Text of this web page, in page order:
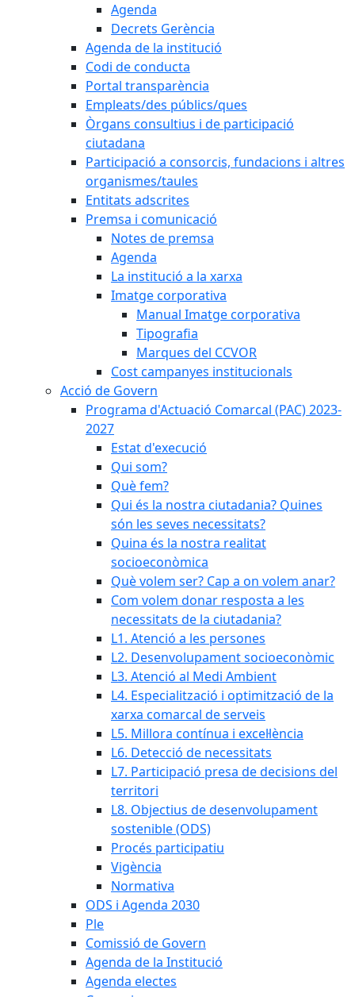
Agenda
Decrets Gerència
Agenda de la institució
Codi de conducta
Portal transparència
Empleats/des públics/ques
Òrgans consultius i de participació
ciutadana
Participació a consorcis, fundacions i altres
organismes/taules
Entitats adscrites
Premsa i comunicació
Notes de premsa
Agenda
La institució a la xarxa
Imatge corporativa
Manual Imatge corporativa
Tipografia
Marques del CCVOR
Cost campanyes institucionals
Acció de Govern
Programa d'Actuació Comarcal (PAC) 2023-
2027
Estat d'execució
Qui som?
Què fem?
Qui és la nostra ciutadania? Quines
són les seves necessitats?
Quina és la nostra realitat
socioeconòmica
Què volem ser? Cap a on volem anar?
Com volem donar resposta a les
necessitats de la ciutadania?
L1. Atenció a les persones
L2. Desenvolupament socioeconòmic
L3. Atenció al Medi Ambient
L4. Especialització i optimització de la
xarxa comarcal de serveis
L5. Millora contínua i excel·lència
L6. Detecció de necessitats
L7. Participació presa de decisions del
territori
L8. Objectius de desenvolupament
sostenible (ODS)
Procés participatiu
Vigència
Normativa
ODS i Agenda 2030
Ple
Comissió de Govern
Agenda de la Institució
Agenda electes